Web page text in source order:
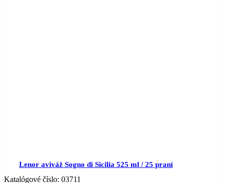
Lenor aviváž Sogno di Sicilia 525 ml / 25 praní
Katalógové číslo: 03711